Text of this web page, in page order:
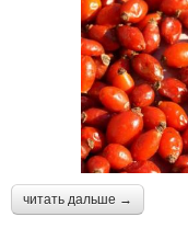
читать дальше →